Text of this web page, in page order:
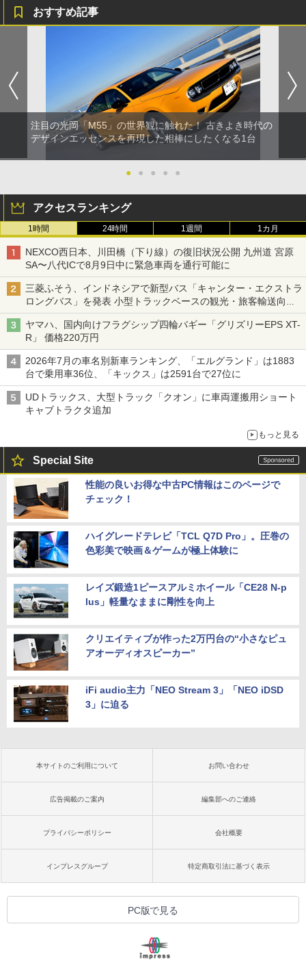
おすすめ記事
注目の光岡「M55」の世界観に触れた！ 古きよき時代の
デザインエッセンスを再現した相棒にしたくなる1台
● ● ● ● ●
アクセスランキング
1時間 24時間 1週間 1カ月
NEXCO西日本、川田橋（下り線）の復旧状況公開 九州道 宮原
SA〜八代ICで8月9日中に緊急車両を通行可能に
三菱ふそう、インドネシアで新型バス「キャンター・エクストラ
ロングバス」を発表 小型トラックベースの観光・旅客輸送向け
バス
ヤマハ、国内向けフラグシップ四輪バギー「グリズリーEPS XT-
R」 価格220万円
2026年7月の車名別新車ランキング、「エルグランド」は1883
台で乗用車36位、「キックス」は2591台で27位に
UDトラックス、大型トラック「クオン」に車両運搬用ショート
キャブトラクタ追加
もっと見る
Special Site
性能の良いお得な中古PC情報はこのページで
チェック！
ハイグレードテレビ「TCL Q7D Pro」。圧巻の
色彩美で映画＆ゲームが極上体験に
レイズ鍛造1ピースアルミホイール「CE28 N-p
lus」軽量なままに剛性を向上
クリエイティブが作った2万円台の“小さなピュ
アオーディオスピーカー”
iFi audio主力「NEO Stream 3」「NEO iDSD
3」に迫る
本サイトのご利用について お問い合わせ
広告掲載のご案内 編集部へのご連絡
プライバシーポリシー 会社概要
インプレスグループ 特定商取引法に基づく表示
PC版で見る